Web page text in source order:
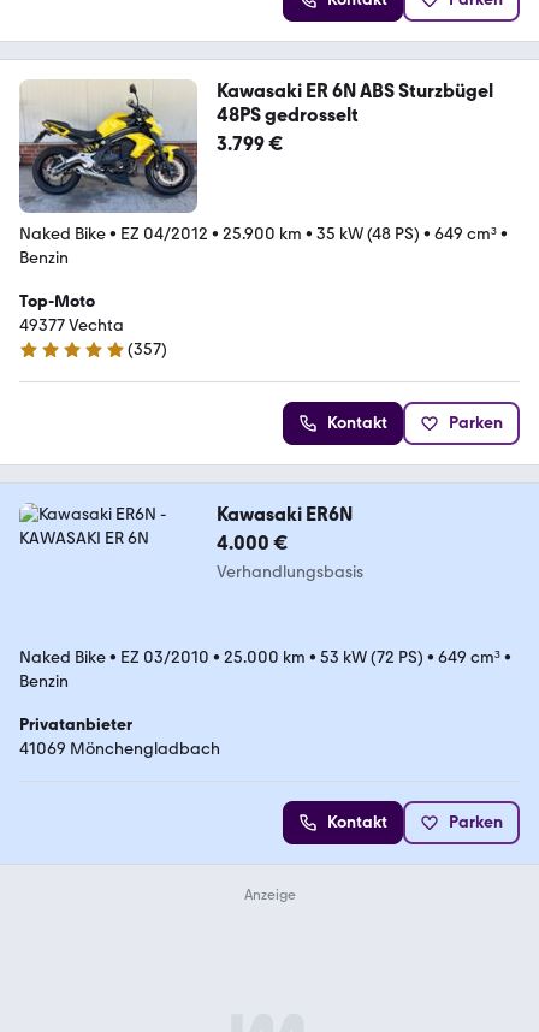
Kawasaki ER 6N ABS Sturzbügel
48PS gedrosselt
3.799 €
Naked Bike• EZ 04/2012 • 25.900 km • 35 kW (48 PS) • 649 cm³•
Benzin
Top-Moto
49377 Vechta
4.8 Sterne
(357)
Kontakt Parken
Kawasaki ER6N
4.000 €
Verhandlungsbasis
Naked Bike• EZ 03/2010 • 25.000 km • 53 kW (72 PS) • 649 cm³•
Benzin
Privatanbieter
41069 Mönchengladbach
Kontakt Parken